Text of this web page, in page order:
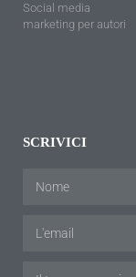
Social media
marketing per autori
SCRIVICI